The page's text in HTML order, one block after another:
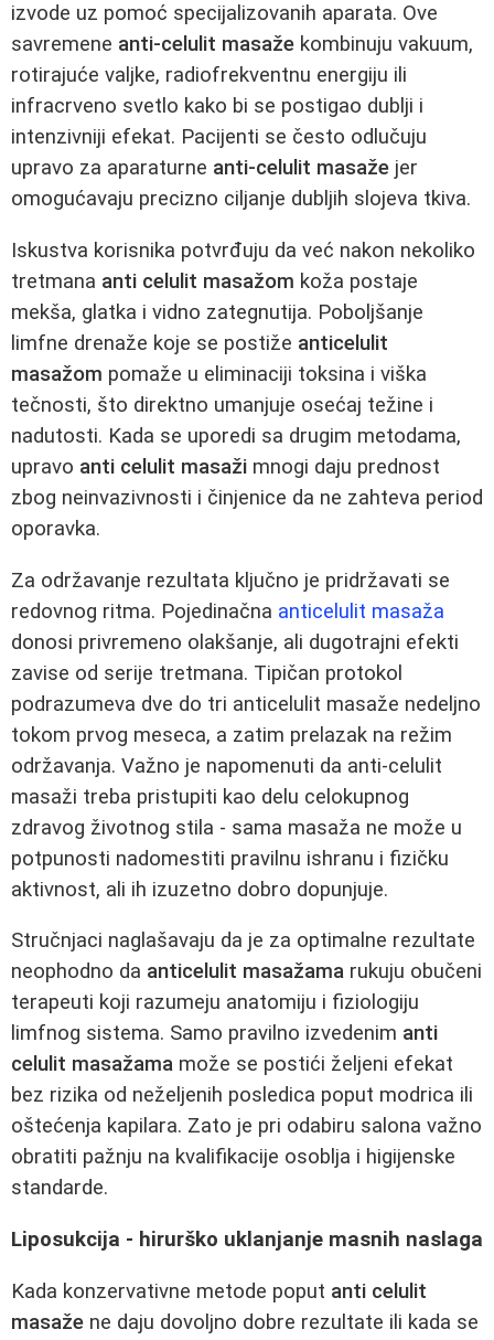
izvode uz pomoć specijalizovanih aparata. Ove
savremene anti-celulit masaže kombinuju vakuum,
rotirajuće valjke, radiofrekventnu energiju ili
infracrveno svetlo kako bi se postigao dublji i
intenzivniji efekat. Pacijenti se često odlučuju
upravo za aparaturne anti-celulit masaže jer
omogućavaju precizno ciljanje dubljih slojeva tkiva.
Iskustva korisnika potvrđuju da već nakon nekoliko
tretmana anti celulit masažom koža postaje
mekša, glatka i vidno zategnutija. Poboljšanje
limfne drenaže koje se postiže anticelulit
masažom pomaže u eliminaciji toksina i viška
tečnosti, što direktno umanjuje osećaj težine i
nadutosti. Kada se uporedi sa drugim metodama,
upravo anti celulit masaži mnogi daju prednost
zbog neinvazivnosti i činjenice da ne zahteva period
oporavka.
Za održavanje rezultata ključno je pridržavati se
redovnog ritma. Pojedinačna anticelulit masaža
donosi privremeno olakšanje, ali dugotrajni efekti
zavise od serije tretmana. Tipičan protokol
podrazumeva dve do tri anticelulit masaže nedeljno
tokom prvog meseca, a zatim prelazak na režim
održavanja. Važno je napomenuti da anti-celulit
masaži treba pristupiti kao delu celokupnog
zdravog životnog stila - sama masaža ne može u
potpunosti nadomestiti pravilnu ishranu i fizičku
aktivnost, ali ih izuzetno dobro dopunjuje.
Stručnjaci naglašavaju da je za optimalne rezultate
neophodno da anticelulit masažama rukuju obučeni
terapeuti koji razumeju anatomiju i fiziologiju
limfnog sistema. Samo pravilno izvedenim anti
celulit masažama može se postići željeni efekat
bez rizika od neželjenih posledica poput modrica ili
oštećenja kapilara. Zato je pri odabiru salona važno
obratiti pažnju na kvalifikacije osoblja i higijenske
standarde.
Liposukcija - hirurško uklanjanje masnih naslaga
Kada konzervativne metode poput anti celulit
masaže ne daju dovoljno dobre rezultate ili kada se